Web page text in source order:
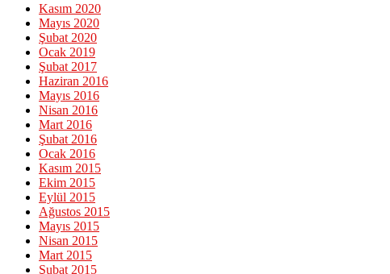
Kasım 2020
Mayıs 2020
Şubat 2020
Ocak 2019
Şubat 2017
Haziran 2016
Mayıs 2016
Nisan 2016
Mart 2016
Şubat 2016
Ocak 2016
Kasım 2015
Ekim 2015
Eylül 2015
Ağustos 2015
Mayıs 2015
Nisan 2015
Mart 2015
Şubat 2015